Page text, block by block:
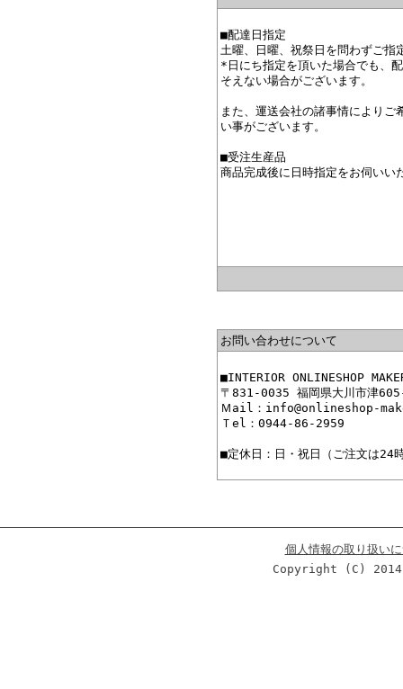
■配達日指定
土曜、日曜、祝祭日を問わずご指
*日にち指定を頂いた場合でも、
そえない場合がございます。
また、運送会社の諸事情によりご
い事がございます。
■受注生産品
商品完成後に日時指定をお伺いい
お問い合わせについて
■INTERIOR ONLINESHOP
〒831-0035 福岡県大川市津
Ｍail：info@onlineshop-
Ｔel：0944-86-2959
■定休日：日・祝日（ご注文は24
個人情報の取り扱い
Copyright (C)